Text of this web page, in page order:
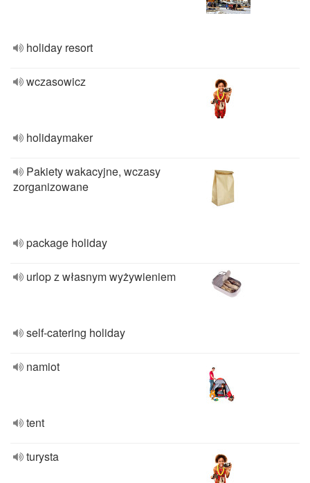
holiday resort
wczasowicz
holidaymaker
Pakiety wakacyjne, wczasy
zorganizowane
package holiday
urlop z własnym wyżywieniem
self-catering holiday
namiot
tent
turysta